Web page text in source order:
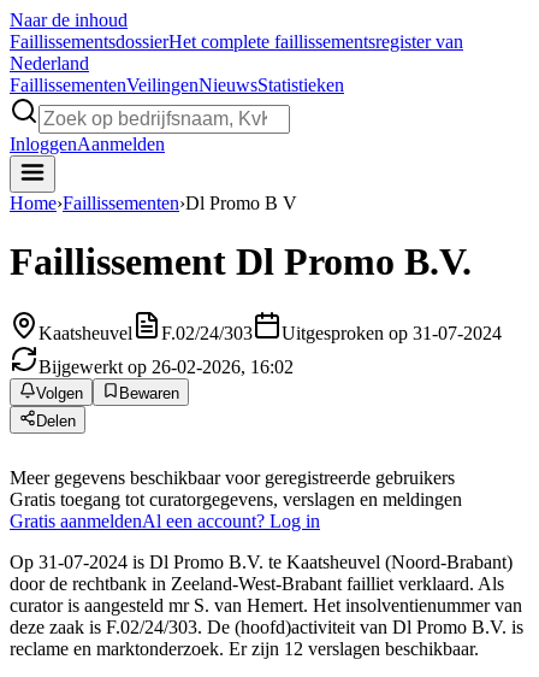
Naar de inhoud
FaillissementsdossierHet complete faillissementsregister van
Nederland
FaillissementenVeilingenNieuwsStatistieken
InloggenAanmelden
Home›Faillissementen›Dl Promo B V
Faillissement Dl Promo B.V.
Kaatsheuvel F.02/24/303
Uitgesproken op 31-07-2024
Bijgewerkt op 26-02-2026, 16:02
Volgen
Bewaren
Delen
Meer gegevens beschikbaar voor geregistreerde gebruikers
Gratis toegang tot curatorgegevens, verslagen en meldingen
Gratis aanmeldenAl een account? Log in
Op 31-07-2024 is Dl Promo B.V. te Kaatsheuvel (Noord-Brabant)
door de rechtbank in Zeeland-West-Brabant failliet verklaard. Als
curator is aangesteld mr S. van Hemert. Het insolventienummer van
deze zaak is F.02/24/303. De (hoofd)activiteit van Dl Promo B.V. is
reclame en marktonderzoek. Er zijn 12 verslagen beschikbaar.